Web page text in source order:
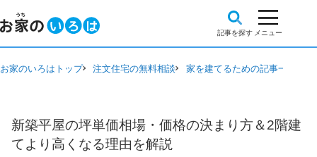
お家のいろはトップ 注文住宅の無料相談 家を建てるための記事一覧
新築平屋の坪単価相場・価格の決まり方＆2階建
てより高くなる理由を解説